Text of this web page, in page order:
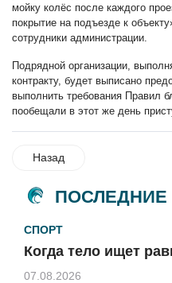
мойку колёс после каждого
покрытие на подъезде к
сотрудники администрации.
Подрядной организации,
контракту, будет выписано
выполнить требования Правил
пообещали в этот же день
Назад
ПОСЛЕДНИЕ
СПОРТ
Когда тело ищет
07.08.2026